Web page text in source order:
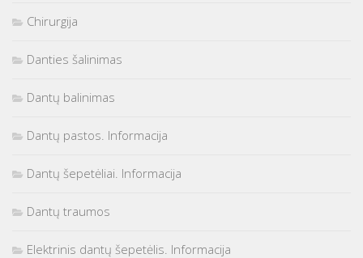
Chirurgija
Danties šalinimas
Dantų balinimas
Dantų pastos. Informacija
Dantų šepetėliai. Informacija
Dantų traumos
Elektrinis dantų šepetėlis. Informacija